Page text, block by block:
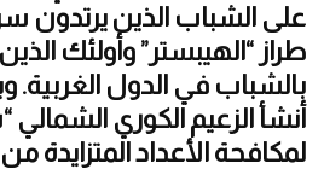
على الشباب الذين يرتدون
طراز “الهيبستر” وأولئك
بالشباب في الدول
أنشأ الزعيم الكوري
لمكافحة الأعداد المتزايدة